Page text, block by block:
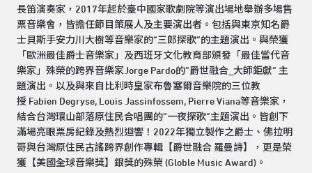
長笛演奏家，2017年起於臺中國家歌劇院等演出場地舉辦多場售
票音樂會，皆擔任節目策展人及主要演出者。包括與東京知名爵
士貝斯手安力川大樹等音樂家的“三郎探歌”的主題演出。與榮獲
「歐洲最佳爵士音樂家」及西班牙文化教育部頒發「最佳當代音
樂家」殊榮的跨界音樂家Jorge Pardo的“爵世融合_大師鉅獻” 主
題演出。以及與來自比利時皇家布魯塞爾音樂院的三位教
授 Fabien Degryse, Louis Jassinfossem, Pierre Viana等音樂家，
結合台灣環山部落原住民合唱團的“一夜探歌”主題演出。皆創下
滿場亮眼票房紀錄及熱烈迴響！2022年獨立製作之爵士、佛拉明
哥與台灣原住民古謠跨界創作專輯【爵世融合 羅曼詩】，更是榮
獲【美國全球音樂獎】銀獎的殊榮 (Globle Music Award)。